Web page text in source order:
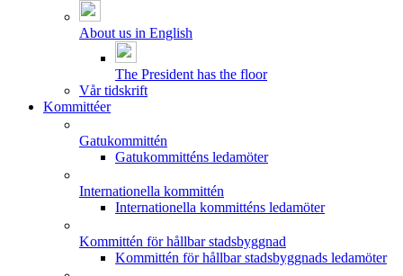
About us in English
The President has the floor
Vår tidskrift
Kommittéer
Gatukommittén
Gatukommitténs ledamöter
Internationella kommittén
Internationella kommitténs ledamöter
Kommittén för hållbar stadsbyggnad
Kommittén för hållbar stadsbyggnads ledamöter